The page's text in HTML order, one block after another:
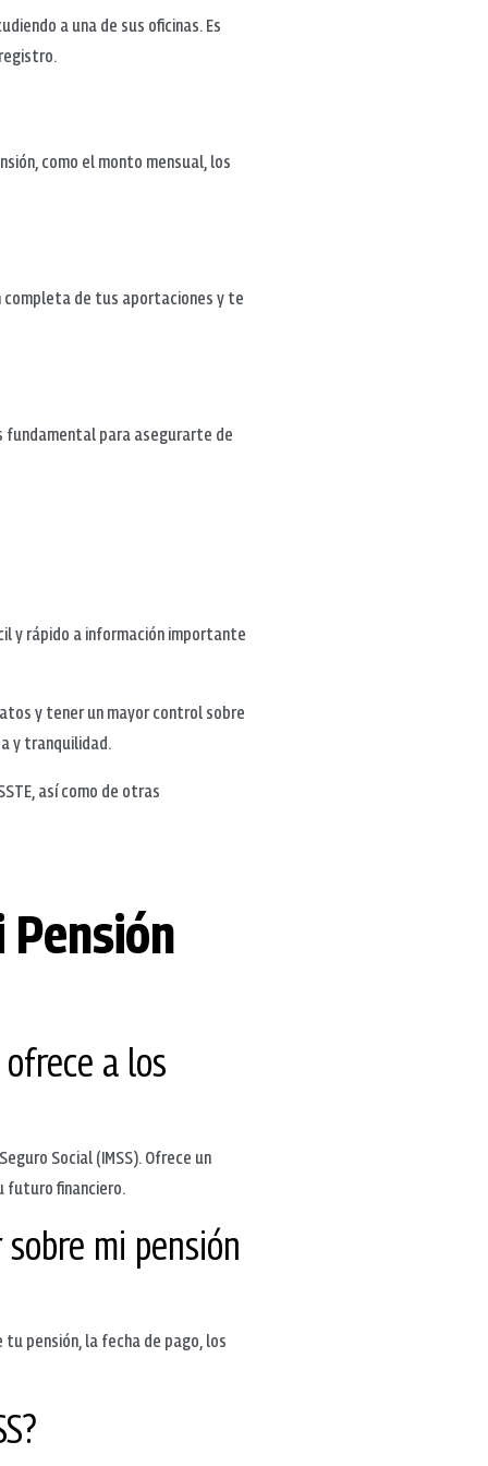
a una de sus oficinas. Es
como el monto mensual, los
completa de tus aportaciones y te
para asegurarte de
y rápido a información importante
y tener un mayor control sobre
y tranquilidad.
así como de otras
Pensión
a los
Social (IMSS). Ofrece un
futuro financiero.
mi pensión
pensión, la fecha de pago, los